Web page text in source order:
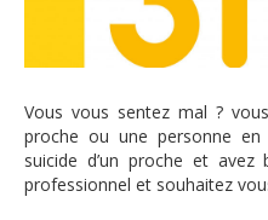
Vous vous sentez mal ?
proche ou une personne
suicide d’un proche et avez
professionnel et souhaitez